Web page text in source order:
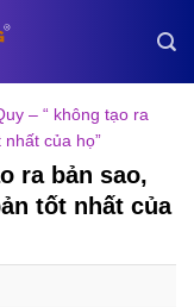
– “ không tạo ra
của họ”
ra bản sao,
tốt nhất của